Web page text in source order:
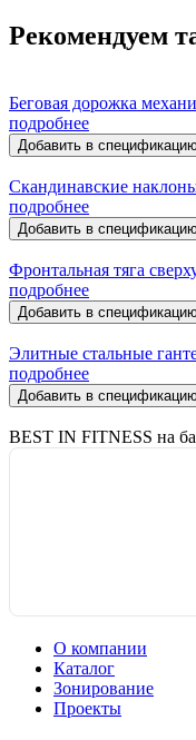
Рекомендуем
Беговая дорожка
подробнее
Добавить в
Скандинавские
подробнее
Добавить в
Фронтальная тяга
подробнее
Добавить в
Элитные стальные
подробнее
Добавить в
BEST IN FITNESS
О компании
Каталог
Зонирование
Проекты